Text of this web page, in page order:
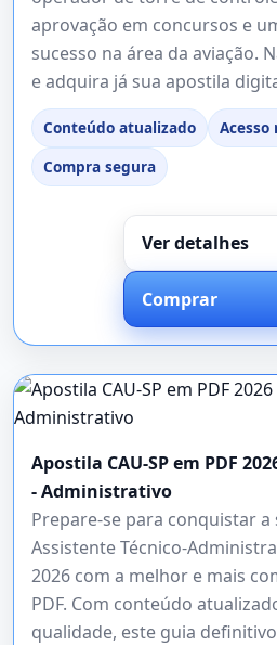
aprovação em concursos e
sucesso na área da aviação.
e adquira já sua apostila
Conteúdo atualizado
Acesso
Compra segura
Ver detalhes
Comprar
Apostila CAU-SP em PDF
- Administrativo
Prepare-se para conquistar a
Assistente Técnico-
2026 com a melhor e mais
PDF. Com conteúdo
qualidade, este guia